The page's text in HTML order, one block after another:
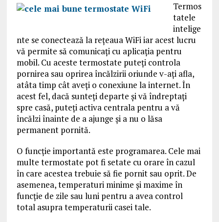
Termos
tatele
intelige
nte se conectează la rețeaua WiFi iar acest lucru
vă permite să comunicați cu aplicația pentru
mobil. Cu aceste termostate puteți controla
pornirea sau oprirea încălzirii oriunde v-ați afla,
atâta timp cât aveți o conexiune la internet. În
acest fel, dacă sunteți departe și vă îndreptați
spre casă, puteți activa centrala pentru a vă
încălzi înainte de a ajunge și a nu o lăsa
permanent pornită.
O funcție importantă este programarea. Cele mai
multe termostate pot fi setate cu orare în cazul
în care acestea trebuie să fie pornit sau oprit. De
asemenea, temperaturi minime și maxime în
funcție de zile sau luni pentru a avea control
total asupra temperaturii casei tale.